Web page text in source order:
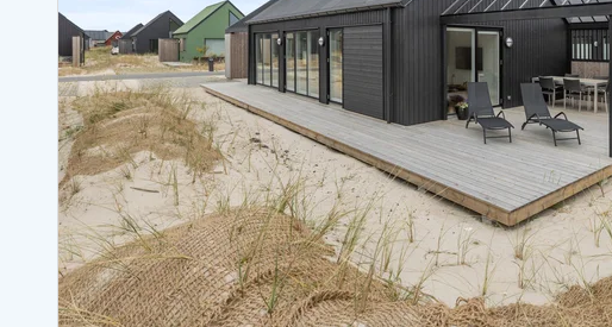
Ferienhäuser BjerregardFerienhäuser BlavandFerienhäuser Hvide Sande
Ferienhäuser Argab
Ferienhäuser in Arrild
Ferienhäuser Bjerregard
Ferienhäuser Blavand
Ferienhäuser Bork Havn
Ferienhäuser Fjand
Ferienhäuser Fanö
Ferienhäuser Graerup Strand
Ferienhäuser Haurvig
Ferienhäuser Henne Strand
Ferienhäuser Ho
Ferienhäuser
Ferienhäuser
Ferienhäuser auf
Ferienhäuser in
Ferienhäuser
Ferienhäuser
Ferienhäuser
Ferienhäuser
Ferienhäuser Nr.